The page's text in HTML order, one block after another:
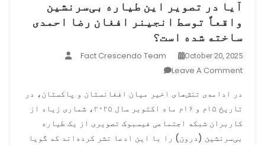
آیا در تصویر این طیاره بی‌سرنشین
واقعاً توسط انجینر افغان رضا احمدی
ساخته شده است؟
October 20, 2025
Fact Crescendo Team
Leave A Comment
در
تصویر
این
طیاره
در ادامه‌ی تنش‌های اخیر میان افغانستان و پاکستان، در
تاریخ ۱۵م و ۱۶م ماه اکتوبر سال ۲۰۲۵، شماری زیاد از
کاربران شبکه اجتماعی فیسبوک تصویری از یک طیاره
بی‌سرنشین (درون) را با این ادعا نشر کرده‌اند که گویا